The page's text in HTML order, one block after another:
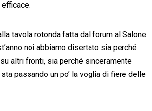
tavola rotonda fatta dal forum al Salone
noi abbiamo disertato sia perché
altri fronti, sia perché sinceramente
passando un po’ la voglia di fiere delle